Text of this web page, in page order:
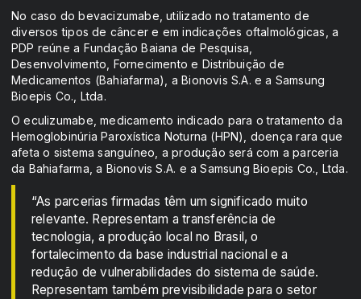
No caso do bevacizumabe, utilizado no tratamento de
diversos tipos de câncer e em indicações oftalmológicas, a
PDP reúne a Fundação Baiana de Pesquisa,
Desenvolvimento, Fornecimento e Distribuição de
Medicamentos (Bahiafarma), a Bionovis S.A. e a Samsung
Bioepis Co., Ltda.
O eculizumabe, medicamento indicado para o tratamento da
Hemoglobinúria Paroxística Noturna (HPN), doença rara que
afeta o sistema sanguíneo, a produção será com a parceria
da Bahiafarma, a Bionovis S.A. e a Samsung Bioepis Co., Ltda.
“As parcerias firmadas têm um significado muito
relevante. Representam a transferência de
tecnologia, a produção local no Brasil, o
fortalecimento da base industrial nacional e a
redução de vulnerabilidades do sistema de saúde.
Representam também previsibilidade para o setor